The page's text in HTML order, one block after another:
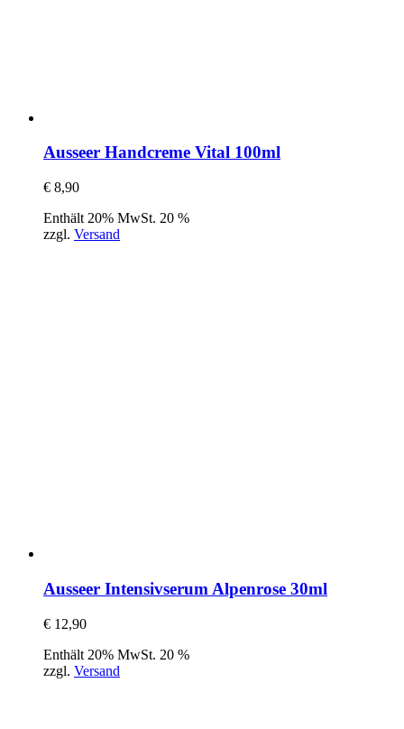
Ausseer Handcreme Vital 100ml
€ 8,90
Enthält 20% MwSt. 20 %
zzgl. Versand
Ausseer Intensivserum Alpenrose 30ml
€ 12,90
Enthält 20% MwSt. 20 %
zzgl. Versand